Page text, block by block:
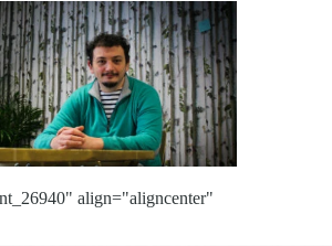
align="aligncenter"